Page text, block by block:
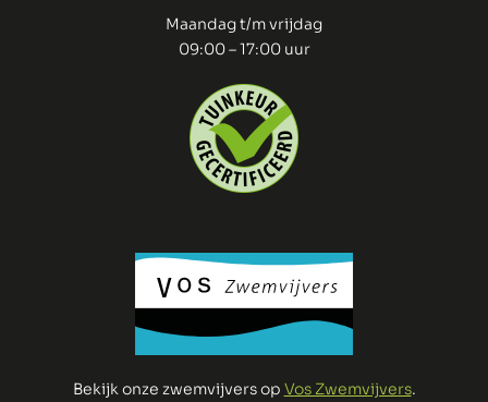
Maandag t/m vrijdag
09:00 – 17:00 uur
Bekijk onze zwemvijvers op Vos Zwemvijvers.